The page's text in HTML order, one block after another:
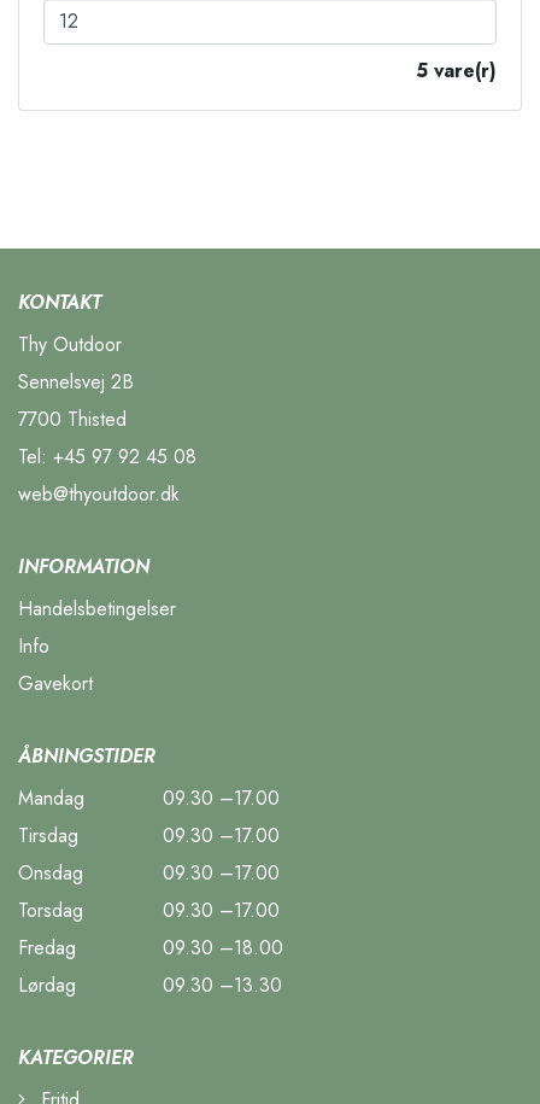
5 vare(r)
KONTAKT
Thy Outdoor
Sennelsvej 2B
7700 Thisted
Tel: +45 97 92 45 08
web@thyoutdoor.dk
INFORMATION
Handelsbetingelser
Info
Gavekort
ÅBNINGSTIDER
Mandag
09.30 –17.00
Tirsdag
09.30 –17.00
Onsdag
09.30 –17.00
Torsdag
09.30 –17.00
Fredag
09.30 –18.00
Lørdag
09.30 –13.30
KATEGORIER